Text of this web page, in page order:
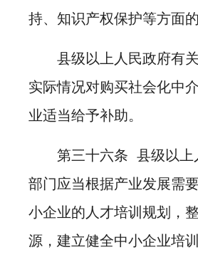
持、知识产权保护等方面的
县级以上人民政府有
实际情况对购买社会化中
业适当给予补助。
第三十六条 县级以上
部门应当根据产业发展需
小企业的人才培训规划，
源，建立健全中小企业培